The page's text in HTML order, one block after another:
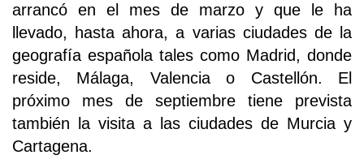
arrancó en el mes de marzo y que le ha
llevado, hasta ahora, a varias ciudades de la
geografía española tales como Madrid, donde
reside, Málaga, Valencia o Castellón. El
próximo mes de septiembre tiene prevista
también la visita a las ciudades de Murcia y
Cartagena.